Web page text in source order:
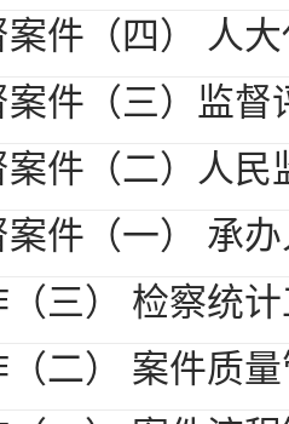
件（四） 人
件（三）监督
件（二）人民
件（一） 承
三） 检察统
二） 案件质